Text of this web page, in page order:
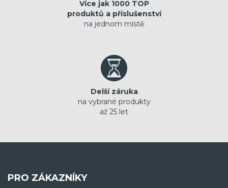
Více jak 1000 TOP
produktů a příslušenství
na jednom místě
Delší záruka
na vybrané produkty
až 25 let
PRO ZÁKAZNÍKY